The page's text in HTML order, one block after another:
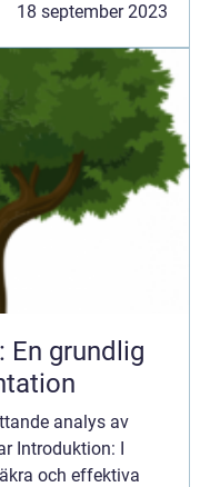
18 september 2023
En grundlig
analys av
Introduktion: I
och effektiva